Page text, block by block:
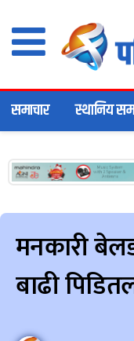
समाचार स्थानिय
मनकारी
बाढी